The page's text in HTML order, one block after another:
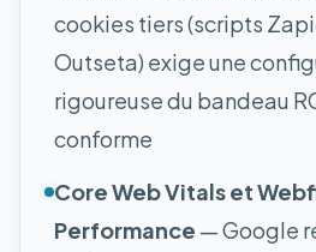
cookies tiers (scripts
Outseta) exige une
rigoureuse du bandeau
conforme
Core Web Vitals et
Performance — Google